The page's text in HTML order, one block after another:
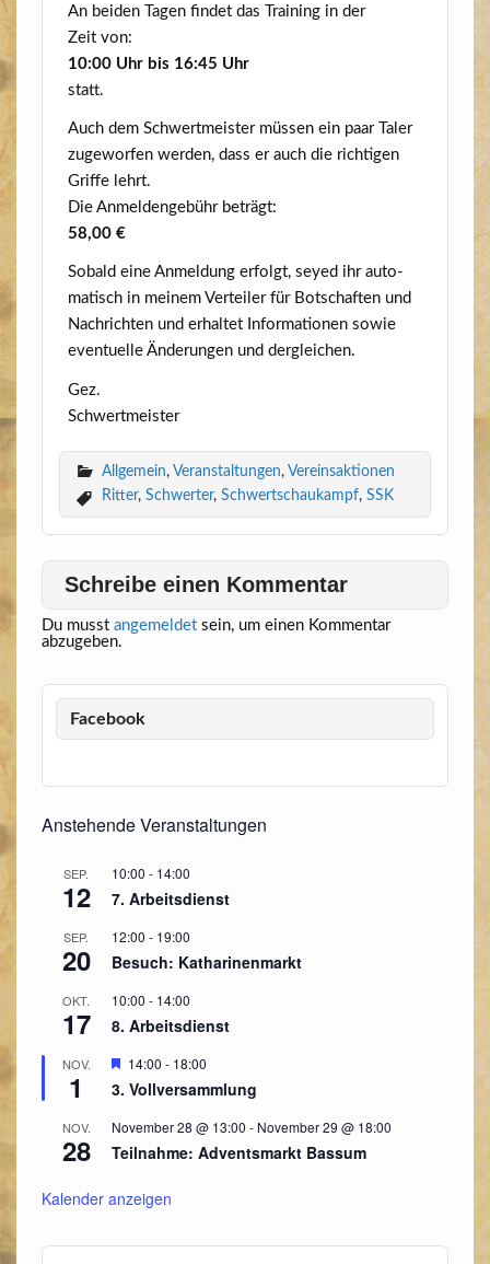
An bei­den Tagen fin­det das Trai­ning in der
Zeit von:
10:00 Uhr bis 16:45 Uhr
statt.
Auch dem Schwert­meis­ter müs­sen ein paar Taler
zuge­wor­fen wer­den, dass er auch die rich­ti­gen
Grif­fe lehrt.
Die Anmel­den­ge­bühr beträgt:
58,00 €
Sobald eine Anmel­dung erfolgt, sey­ed ihr auto­
ma­tisch in mei­nem Ver­tei­ler für Bot­schaf­ten und
Nach­rich­ten und erhal­tet Infor­ma­tio­nen sowie
even­tu­el­le Ände­run­gen und dergleichen.
Gez.
Schwertmeister
Allgemein, Veranstaltungen, Vereinsaktionen
Ritter, Schwerter, Schwertschaukampf, SSK
Schreibe einen Kommentar
Du musst angemeldetsein, um einen Kommentar
abzugeben.
Facebook
Anstehende Veranstaltungen
SEP.
12
10:00 - 14:00
7. Arbeitsdienst
SEP.
20
12:00 - 19:00
Besuch: Katharinenmarkt
OKT.
17
10:00 - 14:00
8. Arbeitsdienst
NOV.
1
Hervorgehoben
14:00 - 18:00
3. Vollversammlung
NOV.
28
November 28 @ 13:00 - November 29 @ 18:00
Teilnahme: Adventsmarkt Bassum
Kalender anzeigen